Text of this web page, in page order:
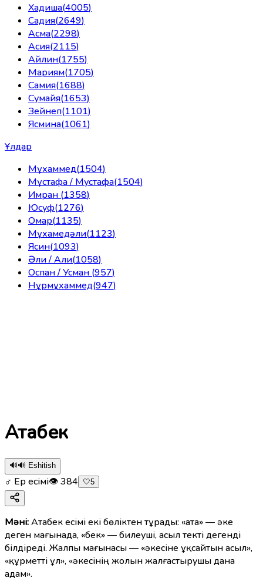
Хадиша(4005)
Садия(2649)
Асма(2298)
Асия(2115)
Айлин(1755)
Мариям(1705)
Самия(1688)
Сумайя(1653)
Зейнеп(1101)
Ясмина(1061)
Ұлдар
Мұхаммед(1504)
Мұстафа / Мустафа(1504)
Имран (1358)
Юсуф(1276)
Омар(1135)
Мұхамедәли(1123)
Ясин(1093)
Әли / Али(1058)
Оспан / Усман (957)
Нұрмұхаммед(947)
Атабек
🔊🔊 Eshitish
♂ Ер есімі👁384 🤍5
Мәні:Атабек есімі екі бөліктен тұрады: «ата» — әке
деген мағынада, «бек» — билеуші, асыл текті дегенді
білдіреді. Жалпы мағынасы — «әкесіне ұқсайтын асыл»,
«құрметті ұл», «әкесінің жолын жалғастырушы дана
адам».